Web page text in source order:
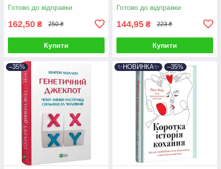
Готово до відправки
162,50 ₴ 250 ₴
Купити
Готово до відправки
144,95 ₴ 223 ₴
Купити
–35% ✨НОВИНКА✨ –35%